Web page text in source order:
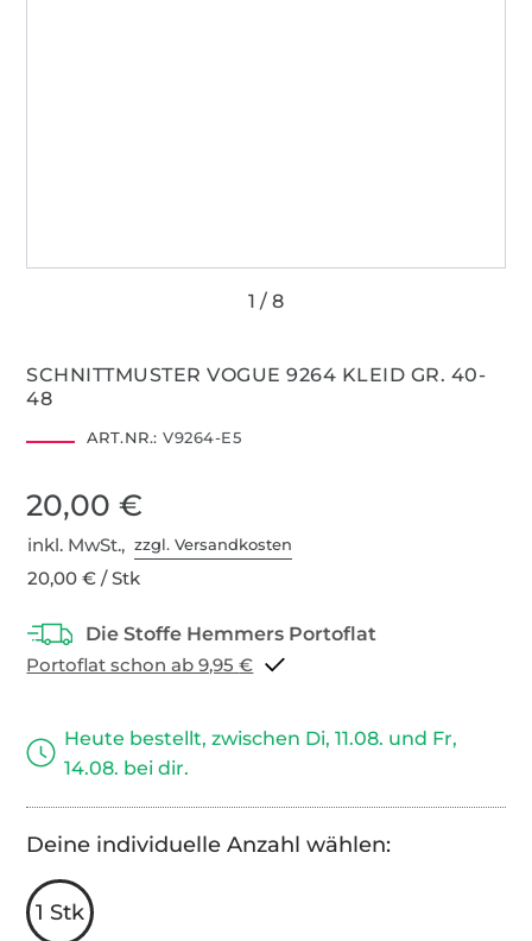
SCHNITTMUSTER VOGUE 9264 KLEID GR. 40-
48
ART.NR.: V9264-E5
20,00 €
inkl. MwSt.,zzgl. Versandkosten
20,00 € / Stk
Portoflat schon ab 9,95 €
Heute bestellt, zwischen Di, 11.08. und Fr,
14.08. bei dir.
Deine individuelle Anzahl wählen:
1 Stk